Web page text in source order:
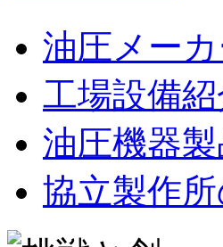
油圧メー
工場設備紹
油圧機器
協立製作